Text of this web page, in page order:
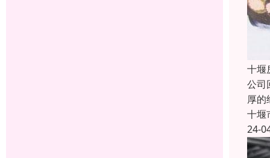
十堰
公司
厚的
十堰
24-